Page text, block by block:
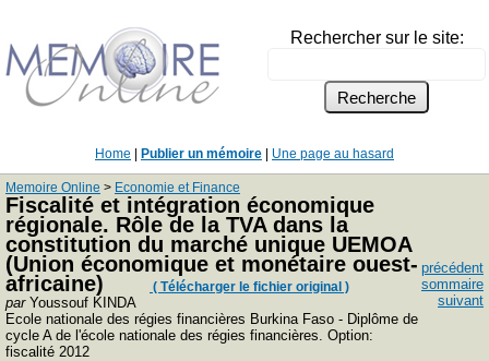
Rechercher sur le site:
Home Publier un mémoire Une page au hasard
Memoire Online > Economie et Finance
Fiscalité et intégration économique
régionale. Rôle de la TVA dans la
constitution du marché unique UEMOA
(Union économique et monétaire ouest-
africaine)
( Télécharger le fichier original )
parYoussouf KINDA
Ecole nationale des régies financières Burkina Faso - Diplôme de
cycle A de l'école nationale des régies financières. Option:
fiscalité 2012
précédent
sommaire
suivant